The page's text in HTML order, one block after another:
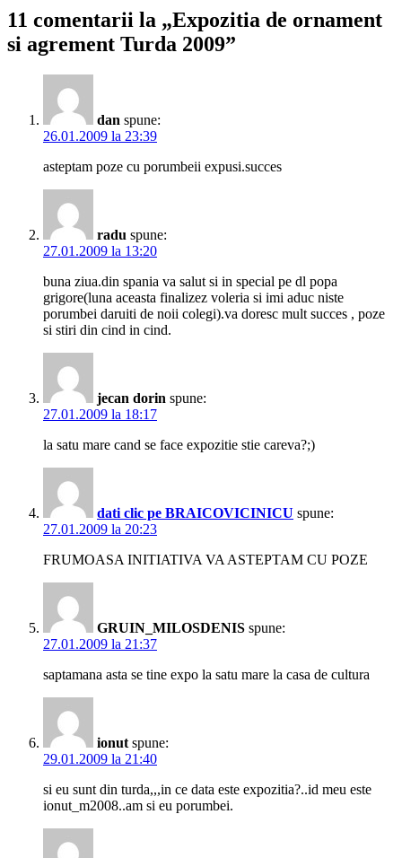
11 comentarii la „Expozitia de ornament
si agrement Turda 2009”
dan spune:
26.01.2009 la 23:39
asteptam poze cu porumbeii expusi.succes
radu spune:
27.01.2009 la 13:20
buna ziua.din spania va salut si in special pe dl popa
grigore(luna aceasta finalizez voleria si imi aduc niste
porumbei daruiti de noii colegi).va doresc mult succes , poze
si stiri din cind in cind.
jecan dorin spune:
27.01.2009 la 18:17
la satu mare cand se face expozitie stie careva?;)
dati clic pe BRAICOVICINICU spune:
27.01.2009 la 20:23
FRUMOASA INITIATIVA VA ASTEPTAM CU POZE
GRUIN_MILOSDENIS spune:
27.01.2009 la 21:37
saptamana asta se tine expo la satu mare la casa de cultura
ionut spune:
29.01.2009 la 21:40
si eu sunt din turda,,,in ce data este expozitia?..id meu este
ionut_m2008..am si eu porumbei.